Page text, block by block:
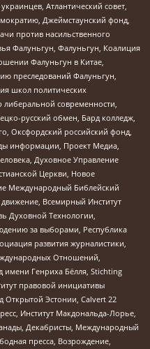
Атлантический совет,
Джеймстаунский фонд,
против насильственного
Фалуньгун, Фалуньгун, Коалиция
Фалуньгун в Китае,
преследований Фалуньгун,
школ политических
либеральной современности,
русский обмен, Бард колледж,
Оксфордский российский фонд,
информации, Проект Медиа,
Духовное Управление
Церкви, Новое
Международный Библейский
Всемирный Институт
Духовной Технологии,
за выборами, Республика
развития журналистики,
Отношений,
Генриха Бёлля, Stichting
правовой инициативы
Эстонии, Calvert 22
Институт Макдональда-Лорье,
Декабристы, Международный
пресса, Возрождение,